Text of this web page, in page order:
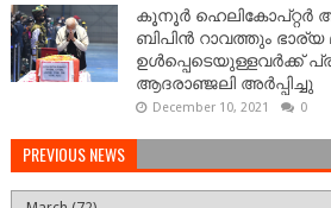
കൂനൂർ ഹെലികോപ്റ്റർ
ബിപിന്‍ റാവത്തും
ഉള്‍പ്പെടെയുള്ളവർക്ക്
ആദരാഞ്ജലി അർപ്പിച്ചു
December 10, 2021 0
PREVIOUS NEWS